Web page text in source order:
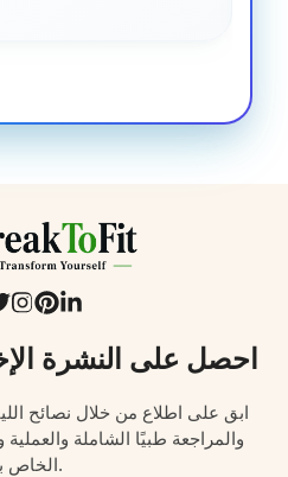
احصل على النشرة
ابق على اطلاع من خلال نصائح
والمراجعة طبيًا الشاملة
الخاص بك.